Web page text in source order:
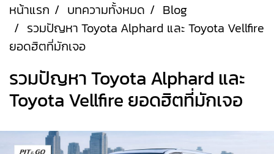
หน้าแรก บทความทั้งหมด
Blog
รวมปัญหา Toyota Alphard และ Toyota Vellfire
ยอดฮิตที่มักเจอ
รวมปัญหา Toyota Alphard และ
Toyota Vellfire ยอดฮิตที่มักเจอ